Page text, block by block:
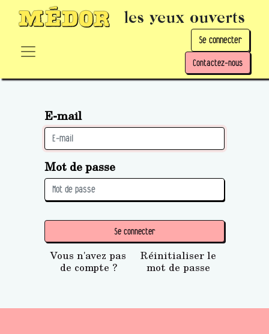
les yeux ouverts
Se connecter
Contactez-nous
E-mail
Mot de passe
Se connecter
Vous n'avez pas
de compte ?
Réinitialiser le
mot de passe